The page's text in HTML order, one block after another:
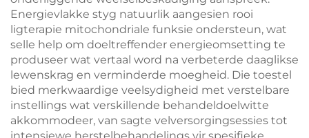
Energievlakke styg natuurlik aangesien rooi
ligterapie mitochondriale funksie ondersteun, wat
selle help om doeltreffender energieomsetting te
produseer wat vertaal word na verbeterde daaglikse
lewenskrag en verminderde moegheid. Die toestel
bied merkwaardige veelsydigheid met verstelbare
instellings wat verskillende behandeldoelwitte
akkommodeer, van sagte velversorgingsessies tot